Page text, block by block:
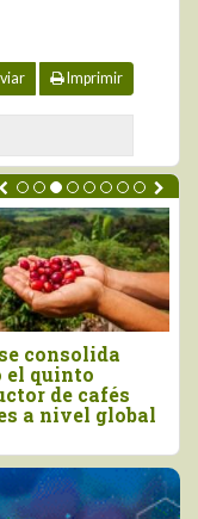
Imprimir
consolida
el quinto
de cafés
a nivel global